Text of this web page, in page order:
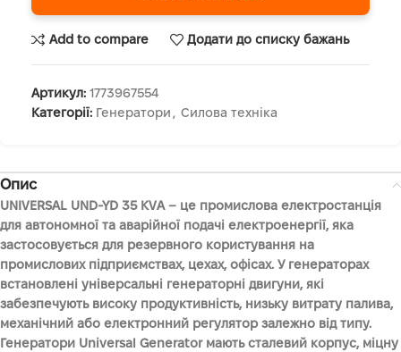
Add to compare Додати до списку бажань
Артикул: 1773967554
Категорії: Генератори , Силова техніка
Опис
UNIVERSAL UND-YD 35 KVA – це промислова електростанція
для автономної та аварійної подачі електроенергії, яка
застосовується для резервного користування на
промислових підприємствах, цехах, офісах. У генераторах
встановлені універсальні генераторні двигуни, які
забезпечують високу продуктивність, низьку витрату палива,
механічний або електронний регулятор залежно від типу.
Генератори Universal Generator мають сталевий корпус, міцну